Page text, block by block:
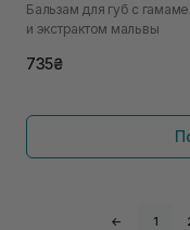
Бальзам для губ с
и экстрактом мальвы
735₴
← 1